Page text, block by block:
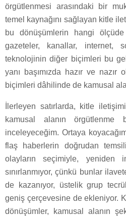
örgütlenmesi arasındaki bir
temel kaynağını sağlayan kitle
bu dönüşümlerin hangi
gazeteler, kanallar, internet,
teknolojinin diğer biçimleri bu
yanı başımızda hazır ve nazır
biçimleri dâhilinde de kamusal
İlerleyen satırlarda, kitle
kamusal alanın örgütlenme
inceleyeceğim. Ortaya
flaş haberlerin doğrudan
olayların seçimiyle, yeniden
sınırlanmıyor, çünkü bunlar
de kazanıyor, üstelik grup
geniş çerçevesine de ekleniyor.
dönüşümler, kamusal alanın